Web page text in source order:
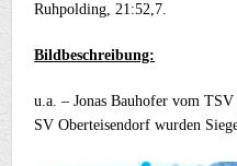
Ruhpolding, 21:52,7.
Bildbeschreibung:
u.a. – Jonas Bauhofer vom
SV Oberteisendorf wurden